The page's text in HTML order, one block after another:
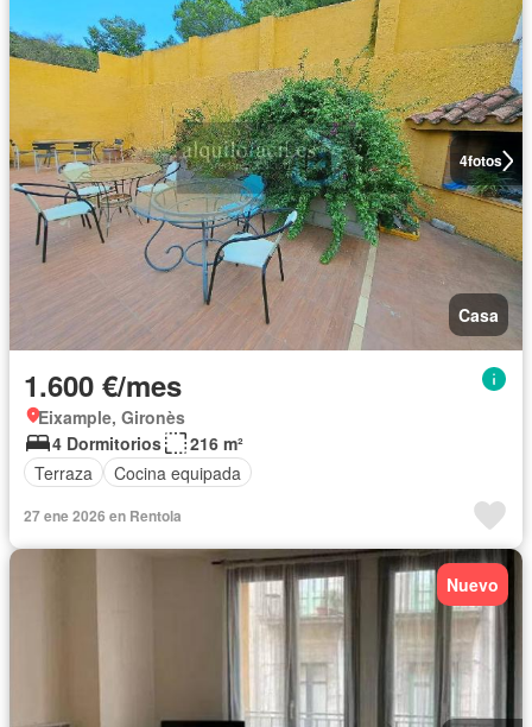
4fotos
Casa
1.600 €/mes
Eixample, Gironès
4 Dormitorios
216 m²
Terraza
Cocina equipada
27 ene 2026 en Rentola
Nuevo